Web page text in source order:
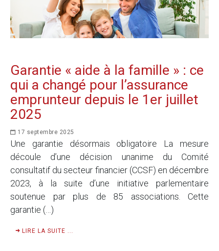
Garantie « aide à la famille » : ce
qui a changé pour l’assurance
emprunteur depuis le 1er juillet
2025
17 septembre 2025
Une garantie désormais obligatoire La mesure
découle d’une décision unanime du Comité
consultatif du secteur financier (CCSF) en décembre
2023, à la suite d’une initiative parlementaire
soutenue par plus de 85 associations. Cette
garantie (…)
LIRE LA SUITE ...